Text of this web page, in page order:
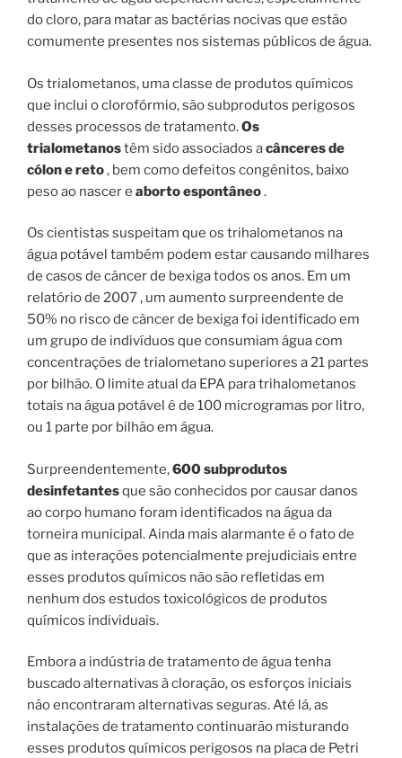
do cloro, para matar as bactérias nocivas que estão
comumente presentes nos sistemas públicos de água.
Os trialometanos, uma classe de produtos químicos
que inclui o clorofórmio, são subprodutos perigosos
desses processos de tratamento.Os
trialometanostêm sido associados acânceres de
cólon e reto, bem como defeitos congênitos, baixo
peso ao nascer e aborto espontâneo.
Os cientistas suspeitam que os trihalometanos na
água potável também podem estar causando milhares
de casos de câncer de bexiga todos os anos. Em um
relatório de 2007 , um aumento surpreendente de
50% no risco de câncer de bexiga foi identificado em
um grupo de indivíduos que consumiam água com
concentrações de trialometano superiores a 21 partes
por bilhão. O limite atual da EPA para trihalometanos
totais na água potável é de 100 microgramas por litro,
ou 1 parte por bilhão em água.
Surpreendentemente,600 subprodutos
desinfetantesque são conhecidos por causar danos
ao corpo humano foram identificados na água da
torneira municipal. Ainda mais alarmante é o fato de
que as interações potencialmente prejudiciais entre
esses produtos químicos não são refletidas em
nenhum dos estudos toxicológicos de produtos
químicos individuais.
Embora a indústria de tratamento de água tenha
buscado alternativas à cloração, os esforços iniciais
não encontraram alternativas seguras. Até lá, as
instalações de tratamento continuarão misturando
esses produtos químicos perigosos na placa de Petri